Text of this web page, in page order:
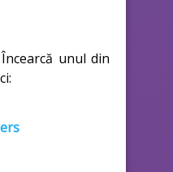
unul din